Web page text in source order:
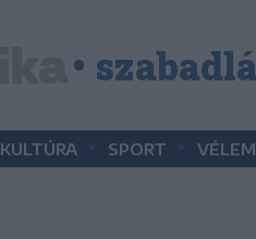
•
KULTÚRA SPORT